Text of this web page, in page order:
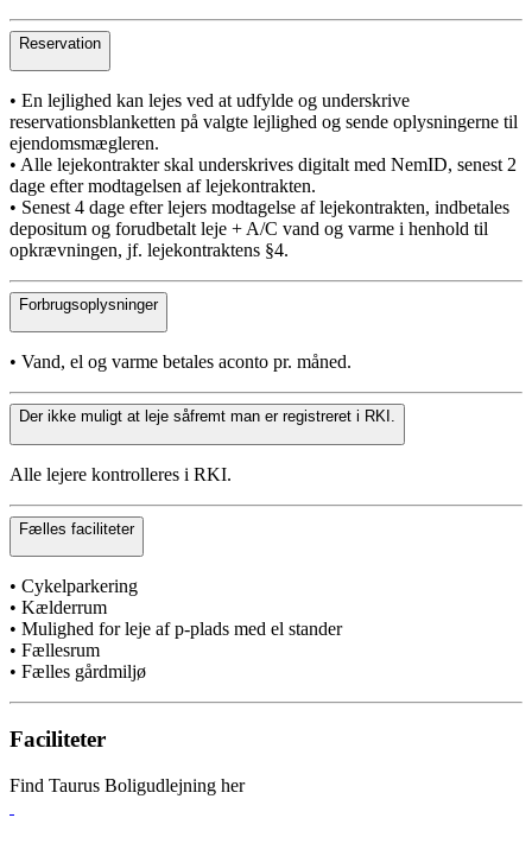
Reservation
• En lejlighed kan lejes ved at udfylde og underskrive
reservationsblanketten på valgte lejlighed og sende oplysningerne til
ejendomsmægleren.
• Alle lejekontrakter skal underskrives digitalt med NemID, senest 2
dage efter modtagelsen af lejekontrakten.
• Senest 4 dage efter lejers modtagelse af lejekontrakten, indbetales
depositum og forudbetalt leje + A/C vand og varme i henhold til
opkrævningen, jf. lejekontraktens §4.
Forbrugsoplysninger
• Vand, el og varme betales aconto pr. måned.
Der ikke muligt at leje såfremt man er registreret i RKI.
Alle lejere kontrolleres i RKI.
Fælles faciliteter
• Cykelparkering
• Kælderrum
• Mulighed for leje af p-plads med el stander
• Fællesrum
• Fælles gårdmiljø
Faciliteter
Find Taurus Boligudlejning her